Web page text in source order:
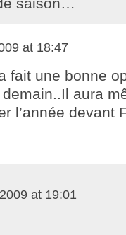
at 18:47
fait une bonne
demain..Il aura
l’année devant
at 19:01